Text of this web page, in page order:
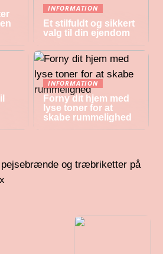
INFORMATION
Et stilfuldt og sikkert
valg til din ejendom
INFORMATION
Forny dit hjem med
lyse toner for at
skabe rummelighed
og træbriketter på